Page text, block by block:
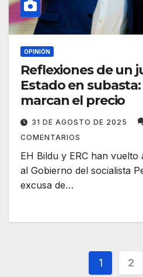
OPINIÓN
Reflexiones de un
Estado en subasta:
marcan el precio
31 DE AGOSTO DE 2025
COMENTARIOS
EH Bildu y ERC han
al Gobierno del socialista
excusa de…
1 2